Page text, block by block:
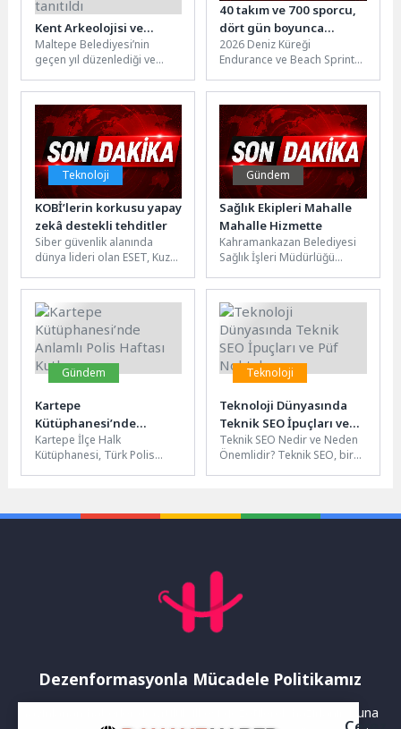
‘İstanbul’un Katmanları:
Kent Arkeolojisi ve
Maltepe
Sempozyumu’nun
bildiriler kitabı tanıtıldı
Maltepe Belediyesi’nin
geçen yıl düzenlediği ve
katıldığı “İstanbul’un
Katmanları: Kent Arkeolojisi
ve...
40 takım ve 700 sporcu,
dört gün boyunca
Sarımsaklı’nın mavi
sularında kürek çekecek
2026 Deniz Küreği
Endurance ve Beach Sprint
Ayvalık’ta başlıyor. Türkiye
Kürek Federasyonu...
Teknoloji
KOBİ’lerin korkusu yapay
zekâ destekli tehditler
Siber güvenlik alanında
dünya lideri olan ESET, Kuzey
Asya'daki 13 ülkede 25...
Gündem
Sağlık Ekipleri Mahalle
Mahalle Hizmette
Kahramankazan Belediyesi
Sağlık İşleri Müdürlüğü
hizmetleri kapsamında ilçe
genelindeki hasta, yaşlı ve...
Gündem
Kartepe
Kütüphanesi’nde
Anlamlı Polis Haftası
Kutlaması
Kartepe İlçe Halk
Kütüphanesi, Türk Polis
Teknoloji
Teknoloji Dünyasında
Teknik SEO İpuçları ve
Püf Noktaları
Teknik SEO Nedir ve Neden
Önemlidir? Teknik SEO, bir
Dezenformasyonla Mücadele Politikamız
Yayınlanan haberler doğruluk ilkesi gözetilerek hazırlanır. Buna